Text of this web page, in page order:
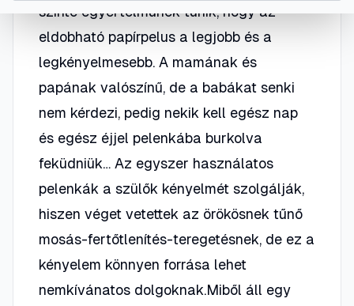
szinte egyértelműnek tűnik, hogy az
eldobható papírpelus a legjobb és a
legkényelmesebb. A mamának és
papának valószínű, de a babákat senki
nem kérdezi, pedig nekik kell egész nap
és egész éjjel pelenkába burkolva
feküdniük… Az egyszer használatos
pelenkák a szülők kényelmét szolgálják,
hiszen véget vetettek az örökösnek tűnő
mosás-fertőtlenítés-teregetésnek, de ez a
kényelem könnyen forrása lehet
nemkívánatos dolgoknak.Miből áll egy